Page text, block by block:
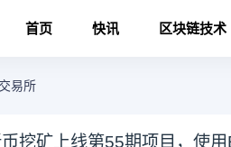
首页 快讯 区块链技术
交易所
挖矿上线第55期项目，使